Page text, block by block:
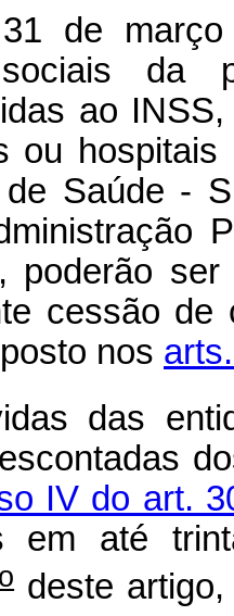
de março
sociais da
ao
ou
Saúde -
poderão
cessão
nos
das
IV do art.
em até
odeste artigo,